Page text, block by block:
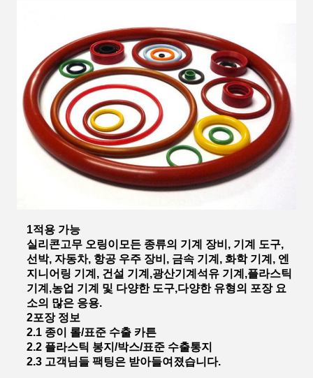
1적용 가능
실리콘고무 오링이 모든 종류의 기계 장비, 기계 도구,
선박, 자동차, 항공 우주 장비, 금속 기계, 화학 기계, 엔
지니어링 기계, 건설 기계,광산기계석유 기계,플라스틱
기계,농업 기계 및 다양한 도구,다양한 유형의 포장 요
소의 많은 응용.
2포장 정보
2.1 종이 롤/표준 수출 카튼
2.2 플라스틱 봉지/박스/표준 수출통지
2.3 고객님들 팩팅은 받아들여졌습니다.